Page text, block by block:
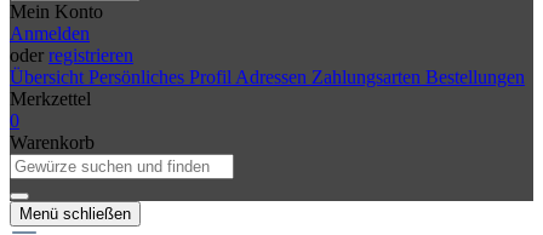
Mein Konto
Anmelden
oder registrieren
Übersicht Persönliches Profil Adressen Zahlungsarten Bestellungen
Merkzettel
0
Warenkorb
Menü schließen